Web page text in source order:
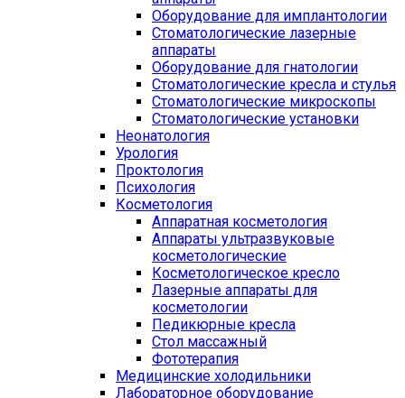
Оборудование для имплантологии
Стоматологические лазерные
аппараты
Оборудование для гнатологии
Стоматологические кресла и стулья
Стоматологические микроскопы
Стоматологические установки
Неонатология
Урология
Проктология
Психология
Косметология
Аппаратная косметология
Аппараты ультразвуковые
косметологические
Косметологическое кресло
Лазерные аппараты для
косметологии
Педикюрные кресла
Стол массажный
Фототерапия
Медицинские холодильники
Лабораторное оборудование